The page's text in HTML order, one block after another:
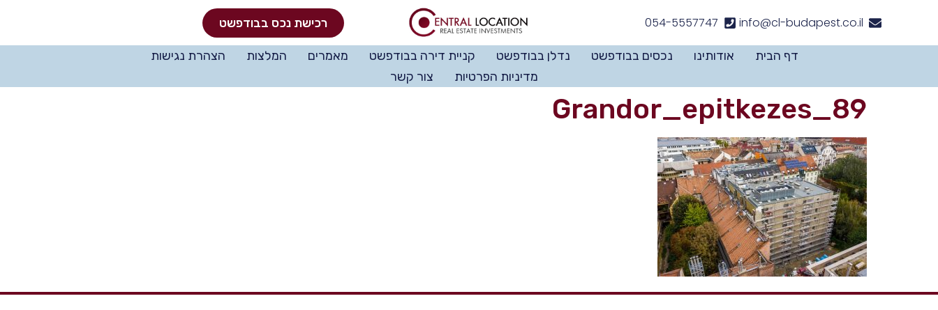
info@cl-budapest.co.il
054-5557747 רכישת נכס בבודפשט
דף הבית אודותינו נכסים בבודפשט נדלן בבודפשט קניית דירה בבודפשט מאמרים המלצות
הצהרת נגישות
מדיניות הפרטיות
צור קשר
Grandor_epitkezes_89